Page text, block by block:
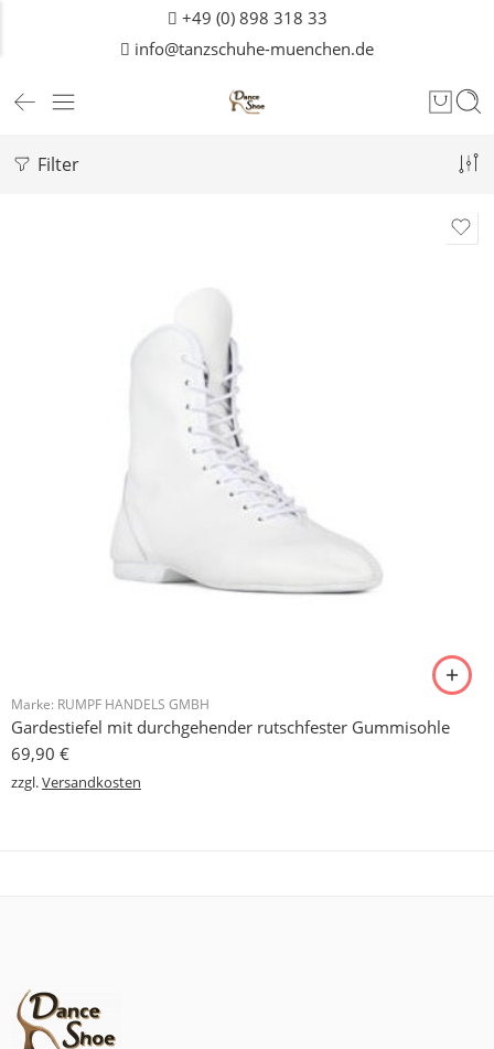
+49 (0) 898 318 33
info@tanzschuhe-muenchen.de
Filter
Marke: RUMPF HANDELS GMBH
Gardestiefel mit durchgehender rutschfester Gummisohle
69,90 €
zzgl.Versandkosten